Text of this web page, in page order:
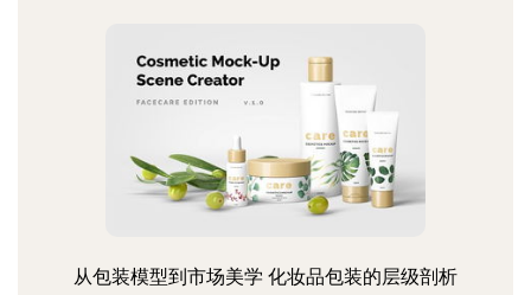
从包装模型到市场美学 化妆品包装的层级剖析